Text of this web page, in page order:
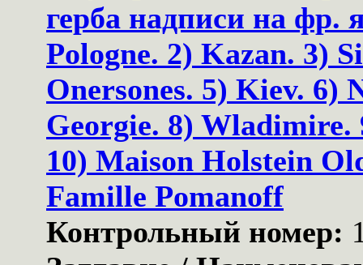
герба надписи на фр.
Pologne. 2) Kazan. 3)
Onersones. 5) Kiev. 6)
Georgie. 8) Wladimire.
10) Maison Holstein
Famille Pomanoff
Контрольный номер: